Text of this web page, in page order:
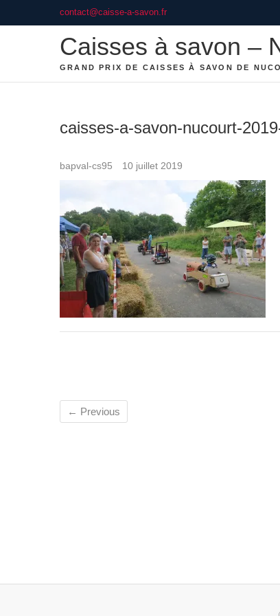
to
contact@caisse-a-savon.fr
Caisses à savon –
GRAND PRIX DE CAISSES À SAVON DE
caisses-a-savon-nucourt-
bapval-cs95 10 juillet 2019
← Previous